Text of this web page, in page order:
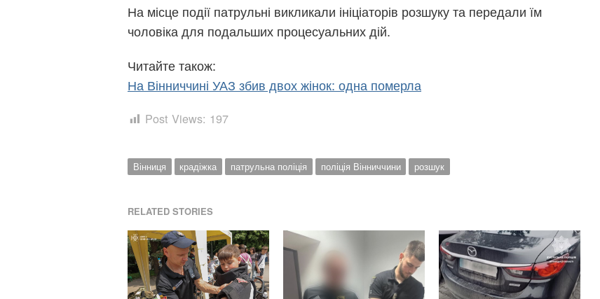
На місце події патрульні викликали ініціаторів розшуку та передали їм
чоловіка для подальших процесуальних дій.
Читайте також:
На Вінниччині УАЗ збив двох жінок: одна померла
Post Views: 197
Вінниця крадіжка патрульна поліція поліція Вінниччини розшук
RELATED STORIES